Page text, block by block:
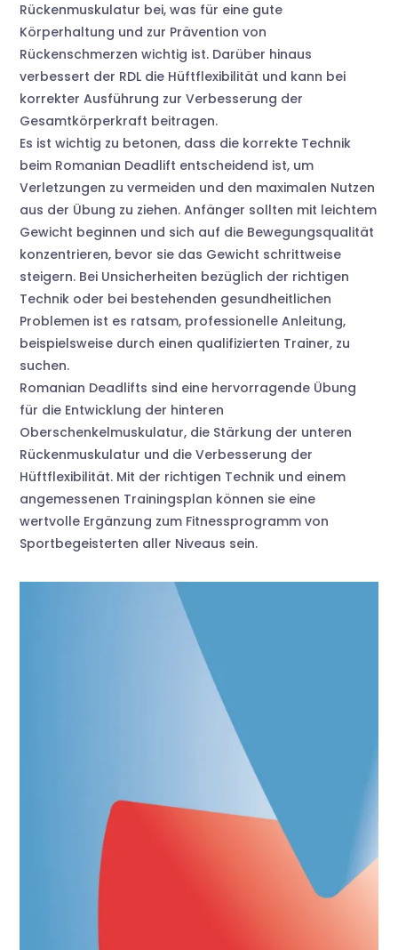
Rückenmuskulatur bei, was für eine gute
Körperhaltung und zur Prävention von
Rückenschmerzen wichtig ist. Darüber hinaus
verbessert der RDL die Hüftflexibilität und kann bei
korrekter Ausführung zur Verbesserung der
Gesamtkörperkraft beitragen.
Es ist wichtig zu betonen, dass die korrekte Technik
beim Romanian Deadlift entscheidend ist, um
Verletzungen zu vermeiden und den maximalen Nutzen
aus der Übung zu ziehen. Anfänger sollten mit leichtem
Gewicht beginnen und sich auf die Bewegungsqualität
konzentrieren, bevor sie das Gewicht schrittweise
steigern. Bei Unsicherheiten bezüglich der richtigen
Technik oder bei bestehenden gesundheitlichen
Problemen ist es ratsam, professionelle Anleitung,
beispielsweise durch einen qualifizierten Trainer, zu
suchen.
Romanian Deadlifts sind eine hervorragende Übung
für die Entwicklung der hinteren
Oberschenkelmuskulatur, die Stärkung der unteren
Rückenmuskulatur und die Verbesserung der
Hüftflexibilität. Mit der richtigen Technik und einem
angemessenen Trainingsplan können sie eine
wertvolle Ergänzung zum Fitnessprogramm von
Sportbegeisterten aller Niveaus sein.